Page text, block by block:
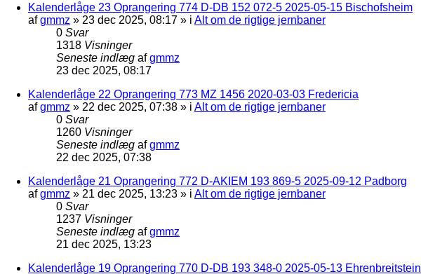
Kalenderlåge 23 Oprangering 774 D-DB 152 072-5 2025-05-15 Bischofsheim
afgmmz » 23 dec 2025, 08:17 » i Alt om de rigtige jernbaner
0 Svar
1318 Visninger
Seneste indlæg afgmmz
23 dec 2025, 08:17
Kalenderlåge 22 Oprangering 773 MZ 1456 2020-03-03 Fredericia
afgmmz » 22 dec 2025, 07:38 » i Alt om de rigtige jernbaner
0 Svar
1260 Visninger
Seneste indlæg afgmmz
22 dec 2025, 07:38
Kalenderlåge 21 Oprangering 772 D-AKIEM 193 869-5 2025-09-12 Padborg
afgmmz » 21 dec 2025, 13:23 » i Alt om de rigtige jernbaner
0 Svar
1237 Visninger
Seneste indlæg afgmmz
21 dec 2025, 13:23
Kalenderlåge 19 Oprangering 770 D-DB 193 348-0 2025-05-13 Ehrenbreitstein